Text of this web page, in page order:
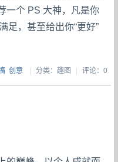
一个 PS 大神，凡是你
足，甚至给出你“更好”
创意 分类：趣图 评论：0